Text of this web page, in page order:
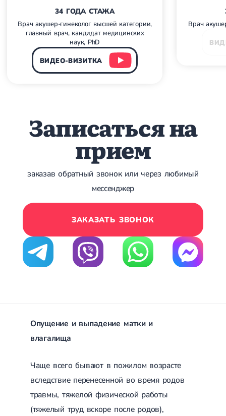
Острые респираторные заболевания
Бронхит
Бронхит у детей
Обструктивный бронхит
Хронический бронхит
Острый бронхит
Бронхит у взрослых
Терапевтическая помощь при беременности
Ортопедия и травматология
Асептический некроз головки бедренной кости
Асептический некроз таранной кости
Эпикондилит
Нестабильность сустава
Лечение переломов лодыжек
Лечение переломов ключицы
Лечение переломов плеча
Лечение переломов предплечья
Полиостеоартроз
Протез синовиальной жидкости
Разрыв связок плечевого сустава
Разрыв связок локтевого сустава
Разрыв связок коленного сустава
Разрыв связок голеностопа
Травмы сухожилий и мышц
34 ГОДА СТАЖА
Врач акушер-гинеколог высшей категории,
главный врач, кандидат медицинских
наук, PhD
ВИДЕО-ВИЗИТКА
Врач
Записаться на
прием
заказав обратный звонок или через любимый
мессенджер
ЗАКАЗАТЬ ЗВОНОК
Опущение и выпадение матки и
влагалища
Чаще всего бывают в пожилом возрасте
вследствие перенесенной во время родов
травмы, тяжелой физической работы
(тяжелый труд вскоре после родов),